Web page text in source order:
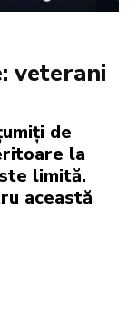
veterani
de
la
limită.
această